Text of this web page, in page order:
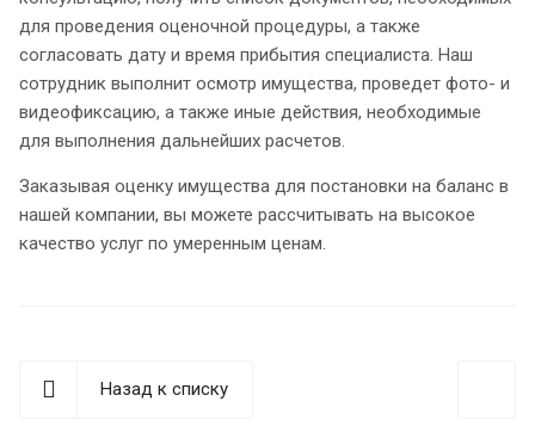
для проведения оценочной процедуры, а также
согласовать дату и время прибытия специалиста. Наш
сотрудник выполнит осмотр имущества, проведет фото- и
видеофиксацию, а также иные действия, необходимые
для выполнения дальнейших расчетов.
Заказывая оценку имущества для постановки на баланс в
нашей компании, вы можете рассчитывать на высокое
качество услуг по умеренным ценам.
Назад к списку